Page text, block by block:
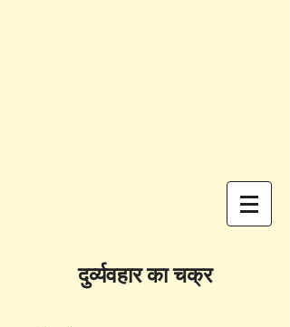
दुर्व्यवहार का चक्र